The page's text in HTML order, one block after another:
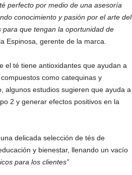
perfecto por medio de una asesoría
conocimiento y pasión por el arte del
que tengan la oportunidad de
Espinosa, gerente de la marca.
el té tiene antioxidantes que ayudan a
como catequinas y
algunos estudios sugieren que ayuda a
2 y generar efectos positivos en la
delicada selección de tés de
y bienestar, llenando un vacío
para los clientes”